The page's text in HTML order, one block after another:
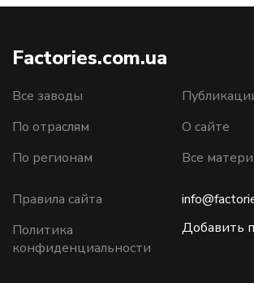
Factories.com.ua
Все заводы
По отраслям
По регионам
О сайте
Все
Правила сайта
Политика
конфиденциальности
Добавить